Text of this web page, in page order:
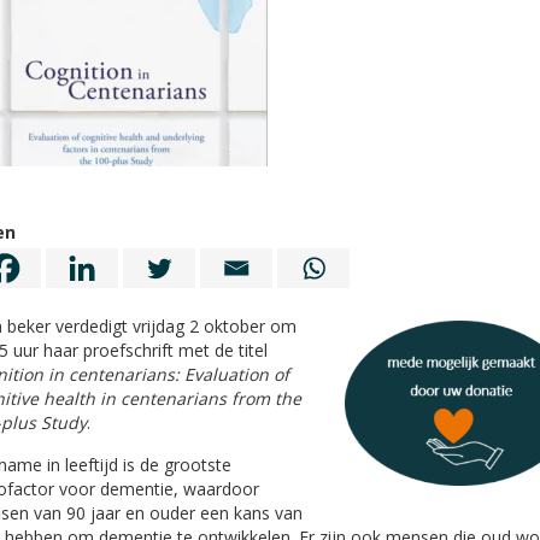
beker verdedigt vrijdag 2 oktober om
uur haar proefschrift met de titel
in centenarians: Evaluation of
health in centenarians from the
plus Study.
in leeftijd is de grootste
voor dementie, waardoor
van 90 jaar en ouder een kans van